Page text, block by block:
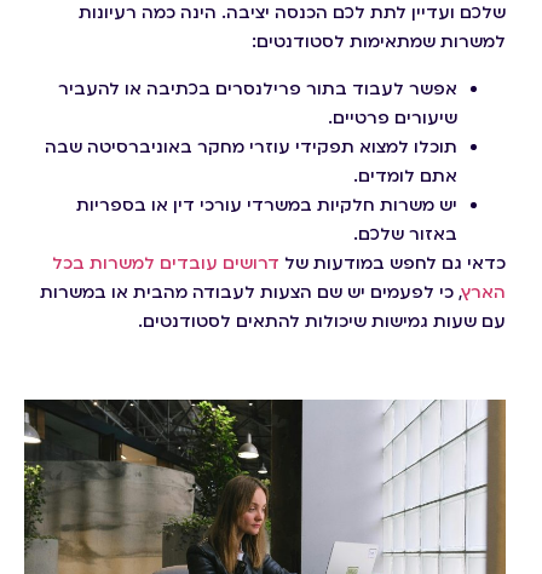
שלכם ועדיין לתת לכם הכנסה יציבה. הינה כמה רעיונות
למשרות שמתאימות לסטודנטים:
אפשר לעבוד בתור פרילנסרים בכתיבה או להעביר
שיעורים פרטיים.
תוכלו למצוא תפקידי עוזרי מחקר באוניברסיטה שבה
אתם לומדים.
יש משרות חלקיות במשרדי עורכי דין או בספריות
באזור שלכם.
כדאי גם לחפש במודעות של דרושים עובדים למשרות בכל
הארץ, כי לפעמים יש שם הצעות לעבודה מהבית או במשרות
עם שעות גמישות שיכולות להתאים לסטודנטים.